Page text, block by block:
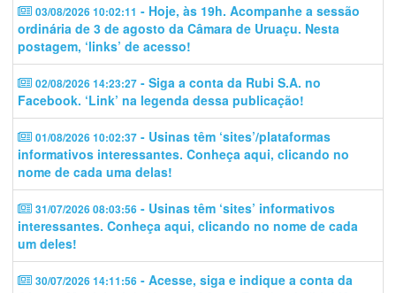
03/08/2026 10:02:11 - Hoje, às 19h. Acompanhe a sessão
ordinária de 3 de agosto da Câmara de Uruaçu. Nesta
postagem, ‘links’ de acesso!
02/08/2026 14:23:27 - Siga a conta da Rubi S.A. no
Facebook. ‘Link’ na legenda dessa publicação!
01/08/2026 10:02:37 - Usinas têm ‘sites’/plataformas
informativos interessantes. Conheça aqui, clicando no
nome de cada uma delas!
31/07/2026 08:03:56 - Usinas têm ‘sites’ informativos
interessantes. Conheça aqui, clicando no nome de cada
um deles!
30/07/2026 14:11:56 - Acesse, siga e indique a conta da